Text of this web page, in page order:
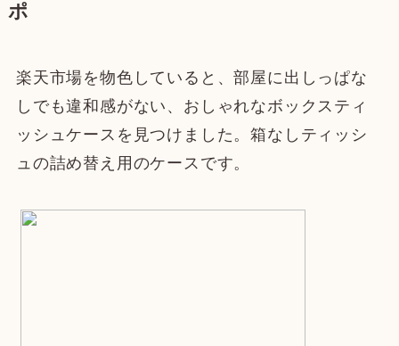
ポ
楽天市場を物色していると、部屋に出しっぱな
しでも違和感がない、おしゃれなボックスティ
ッシュケースを見つけました。箱なしティッシ
ュの詰め替え用のケースです。